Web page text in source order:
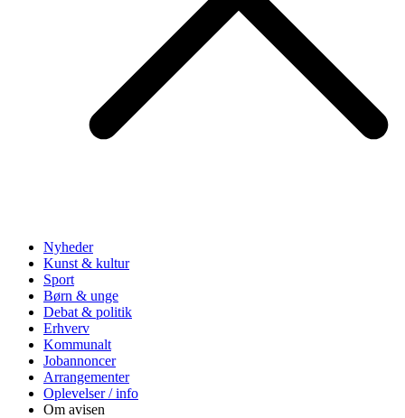
Nyheder
Kunst & kultur
Sport
Børn & unge
Debat & politik
Erhverv
Kommunalt
Jobannoncer
Arrangementer
Oplevelser / info
Om avisen